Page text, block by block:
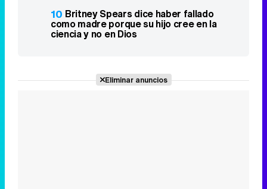
10 Britney Spears dice haber fallado
como madre porque su hijo cree en la
ciencia y no en Dios
Eliminar anuncios